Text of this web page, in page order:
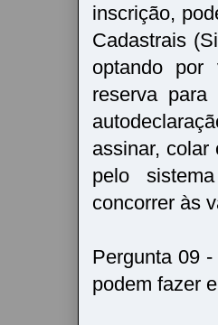
inscrição,
Cadastrais
optando por
reserva
assinar, colar
pelo
concorrer às
Pergunta 09
podem fazer